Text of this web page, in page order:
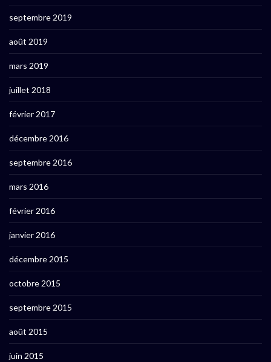
septembre 2019
août 2019
mars 2019
juillet 2018
février 2017
décembre 2016
septembre 2016
mars 2016
février 2016
janvier 2016
décembre 2015
octobre 2015
septembre 2015
août 2015
juin 2015